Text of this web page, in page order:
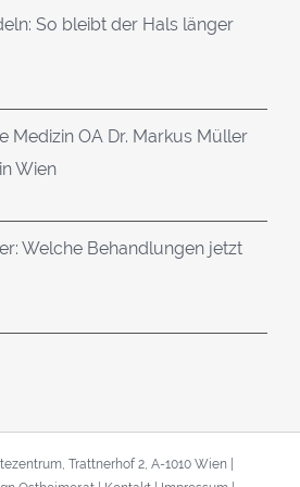
So bleibt der Hals länger
Medizin OA Dr. Markus Müller
Wien
Welche Behandlungen jetzt
Trattnerhof 2, A-1010 Wien |